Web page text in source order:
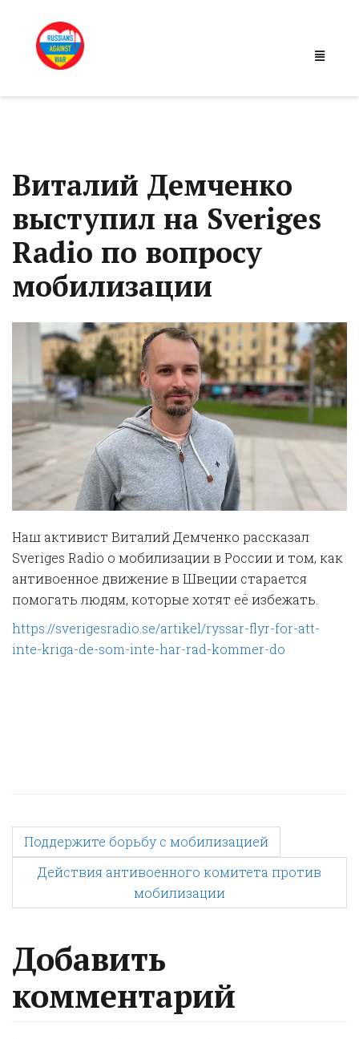
Виталий Демченко
выступил на Sveriges
Radio по вопросу
мобилизации
Наш активист Виталий Демченко рассказал
Sveriges Radio о мобилизации в России и том, как
антивоенное движение в Швеции старается
помогать людям, которые хотят её избежать.
https://sverigesradio.se/artikel/ryssar-flyr-for-att-
inte-kriga-de-som-inte-har-rad-kommer-do
P
o
s
t
Поддержите борьбу с мобилизацией
Действия антивоенного комитета против
мобилизации
Добавить
комментарий